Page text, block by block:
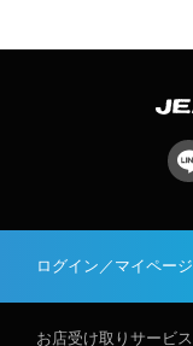
ログイン／マイページ
お店受け取りサービス